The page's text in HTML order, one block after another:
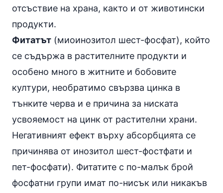
отсъствие на храна, както и от животински
продукти.
Фитатът (миоинозитол шест-фосфат), който
се съдържа в растителните продукти и
особено много в житните и бобовите
култури, необратимо свързва цинка в
тънките черва и е причина за ниската
усвояемост на цинк от растителни храни.
Негативният ефект върху абсорбцията се
причинява от инозитол шест-фостфати и
пет-фосфати). Фитатите с по-малък брой
фосфатни групи имат по-нисък или никакъв